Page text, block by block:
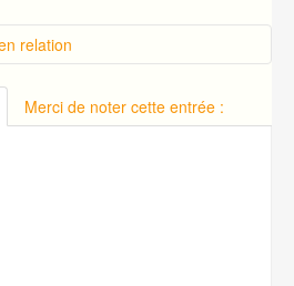
relation
d'accès à cPanel
MySQL
Merci de noter cette entrée :